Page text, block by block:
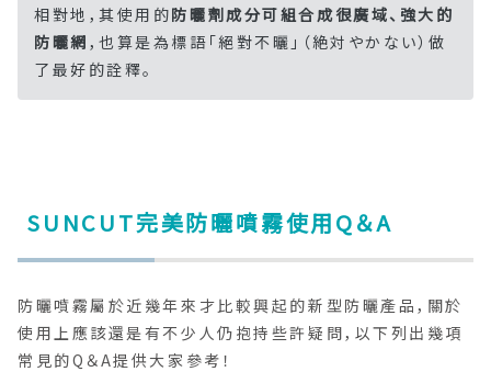
相對地，其使用的防曬劑成分可組合成很廣域、強大的
防曬網 ，也算是為標語「絕對不曬」（絶対やかない）做
了最好的詮釋。
SUNCUT完美防曬噴霧使用Q＆A
防曬噴霧屬於近幾年來才比較興起的新型防曬產品，關於
使用上應該還是有不少人仍抱持些許疑問，以下列出幾項
常見的Q＆A提供大家參考！